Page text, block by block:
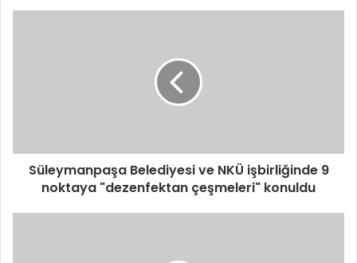
Süleymanpaşa Belediyesi ve NKÜ işbirliğinde 9
noktaya "dezenfektan çeşmeleri" konuldu